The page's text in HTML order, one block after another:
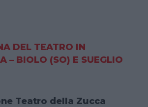
DEL TEATRO IN
– BIOLO (SO) E SUEGLIO
Teatro della Zucca